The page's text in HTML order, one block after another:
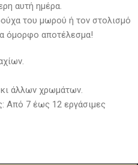
αυτή ημέρα.
του μωρού ή τον στολισμό
όμορφο αποτέλεσμα!
άλλων χρωμάτων.
Από 7 έως 12 εργάσιμες